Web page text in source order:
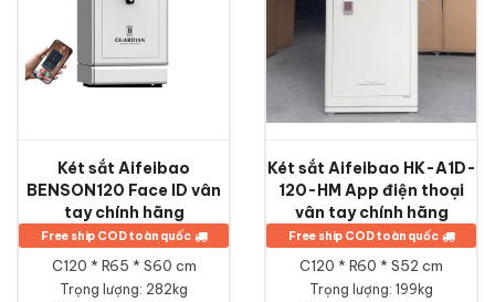
Két sắt Aifeibao
BENSON120 Face ID vân
tay chính hãng
Free ship COD toàn quốc
C120 * R65 * S60 cm
Trọng lượng: 282kg
Két sắt Aifeibao HK-A1D-
120-HM App điện thoại
vân tay chính hãng
Free ship COD toàn quốc
C120 * R60 * S52 cm
Trọng lượng: 199kg